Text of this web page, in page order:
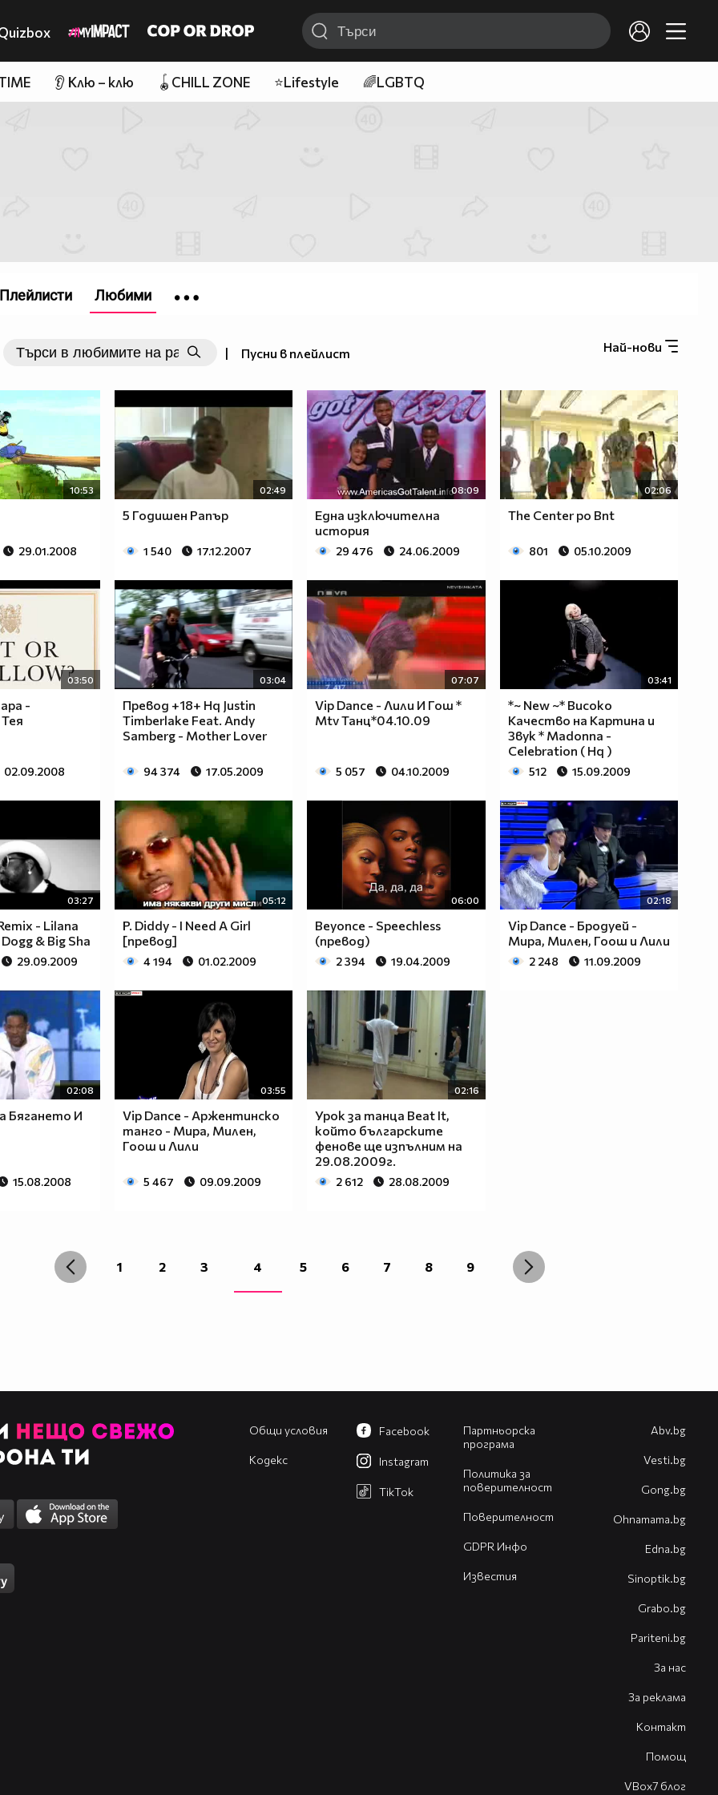
👂 Клю – клю 🪀CHILL ZONE ⭐Lifestyle 🌈LGBTQ
| Пусни в плейлист Най-нови
10:53
29.01.2008
02:49
5 Годишен Рапър
1 540 17.12.2007
08:09
Една изключителна
история
29 476 24.06.2009
02:06
The Center po Bnt
801 05.10.2009
03:50
-
02.09.2008
03:04
Превод +18+ Hq Justin
Timberlake Feat. Andy
Samberg - Mother Lover
94 374 17.05.2009
07:07
Vip Dance - Лили И Гош *
Mtv Танц*04.10.09
5 057 04.10.2009
03:41
*~ New ~* Високо
Качество на Картина и
Звук * Madonna -
Celebration ( Hq )
512 15.09.2009
03:27
- Lilana
& Big Sha
29.09.2009
05:12
P. Diddy - I Need A Girl
[превод]
4 194 01.02.2009
06:00
Beyonce - Speechless
(превод)
2 394 19.04.2009
02:18
Vip Dance - Бродуей -
Мира, Милен, Гоош и Лили
2 248 11.09.2009
02:08
Бягането И
15.08.2008
03:55
Vip Dance - Аржентинско
танго - Мира, Милен,
Гоош и Лили
5 467 09.09.2009
02:16
Урок за танца Beat It,
който българските
фенове ще изпълним на
29.08.2009г.
2 612 28.08.2009
1 2 3 4 5 6 7 8 9
Плейлисти Любими
Общи условия
Кодекс
Партньорска
програма
Политика за
поверителност
Поверителност
GDPR Инфо
Известия
Facebook
Instagram
TikTok
Abv.bg
Vesti.bg
Gong.bg
Оhnamama.bg
Edna.bg
Sinoptik.bg
Grabo.bg
Pariteni.bg
За нас
За реклама
Контакт
Помощ
VBox7 блог